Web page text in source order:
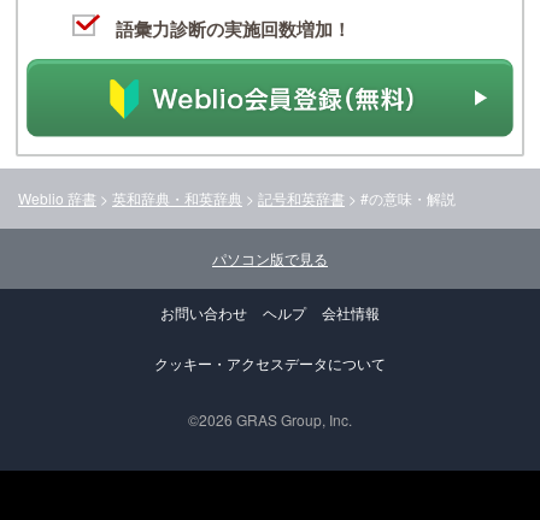
語彙力診断の実施回数増加！
Weblio 辞書 > 英和辞典・和英辞典 > 記号和英辞書 > #の意味・解説
パソコン版で見る
お問い合わせ ヘルプ 会社情報
クッキー・アクセスデータについて
©2026 GRAS Group, Inc.